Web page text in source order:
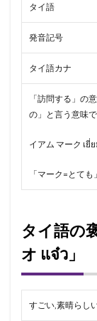
タイ語
発音記号
タイ語カナ
「訪問する」の
の」と言う意味
イアム マーク เยี่
「マーク=とて
タイ語の
オ แจ๋ว」
すごい,素晴らし